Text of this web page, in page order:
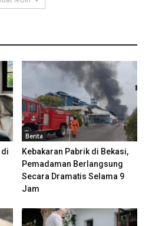
di
Berita
Kebakaran Pabrik di Bekasi,
Pemadaman Berlangsung
Secara Dramatis Selama 9
Jam